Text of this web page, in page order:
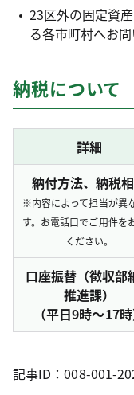
23区外の固定資
る各市町村へお
納税について
詳細
納付方法、納税
※内容によって担当が異
す。お電話口でご用件を
ください。
口座振替（徴収部
推進課）
（平日9時～17時
記事ID：008-001-